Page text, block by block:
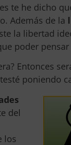
te he dicho
Además de la
la libertad
poder
Entonces
poniendo
del
los